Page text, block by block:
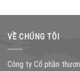
VỀ CHÚNG TÔI
Công ty Cổ phần